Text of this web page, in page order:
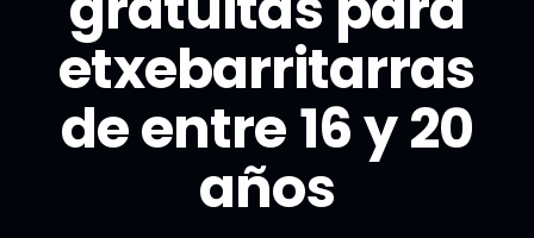
etxebarritarras
de entre 16 y 20
años